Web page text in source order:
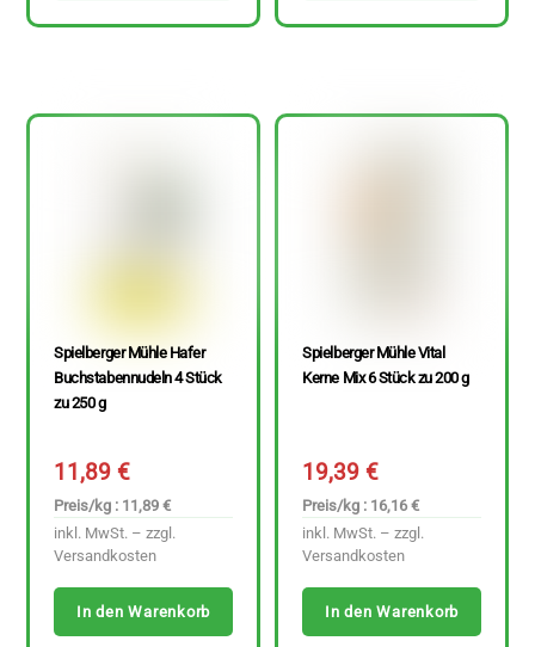
Spielberger Mühle Hafer
Buchstabennudeln 4 Stück
zu 250 g
11,89€
Preis/kg : 11,89 €
inkl. MwSt. – zzgl.
Versandkosten
In den Warenkorb
Spielberger Mühle Vital
Kerne Mix 6 Stück zu 200 g
19,39€
Preis/kg : 16,16 €
inkl. MwSt. – zzgl.
Versandkosten
In den Warenkorb